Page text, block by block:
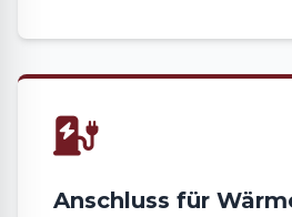
Anschluss für